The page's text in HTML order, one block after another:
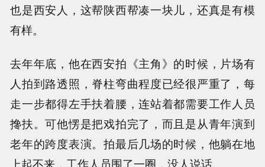
也是西安人，这帮陕西帮凑一块儿，还真是有模
有样。
去年年底，他在西安拍《主角》的时候，片场有
人拍到路透照，脊柱弯曲程度已经很严重了，每
走一步都得左手扶着腰，连站着都需要工作人员
搀扶。可他愣是把戏拍完了，而且是从青年演到
老年的跨度表演。拍最后几场的时候，他躺在地
上起不来，工作人员围了一圈，没人说话。